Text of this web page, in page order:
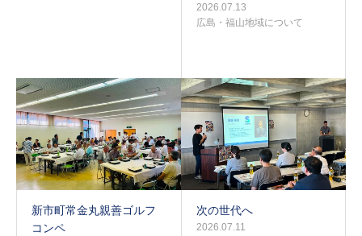
2026.07.13
広島・福山地域について
新市町常金丸親善ゴルフ
コンペ
次の世代へ
2026.07.11